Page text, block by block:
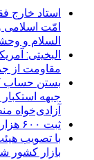
استاد خارج
امّت اسلامی
السلام و
البخیتی:
مقاومت از
بستن حساب
جبهه
آزادی‌خواه
ثبت ۶۰۰ هزار خدمت سلامت به زائران اربعین
با تصویب
بازار کشور